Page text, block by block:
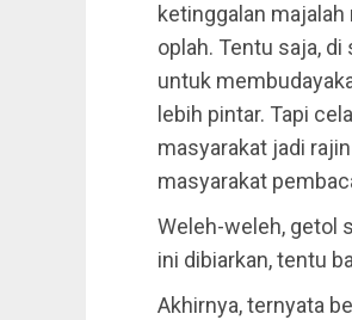
ketinggalan
oplah. Tentu saja,
untuk
lebih pintar. Tapi
masyarakat jadi
masyarakat
Weleh-weleh, getol
ini dibiarkan, tentu
Akhirnya, ternyata